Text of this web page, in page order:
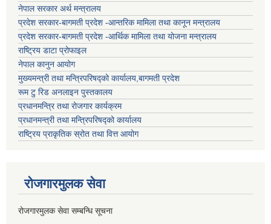
नेपाल सरकार अर्थ मन्त्रालय
प्रदेश सरकार-बागमती प्रदेश -आन्तरिक मामिला तथा कानून मन्त्रालय
प्रदेश सरकार-बागमती प्रदेश -आर्थिक मामिला तथा योजना मन्त्रालय
राष्ट्रिय डाटा प्रोफाइल
नेपाल कानुन आयोग
मुख्यमन्त्री तथा मन्त्रिपरिषद्को कार्यालय,बागमती प्रदेश
रूम टु रिड अनलाइन पुस्तकालय
प्रधानमन्त्रि तथा रोजगार कार्यक्रम
प्रधानमन्त्री तथा मन्त्रिपरिषद्को कार्यालय
राष्ट्रिय प्राकृतिक स्रोत तथा वित्त आयोग
रोजगारमुलक सेवा
रोजगारमुलक सेवा सम्बन्धि सूचना